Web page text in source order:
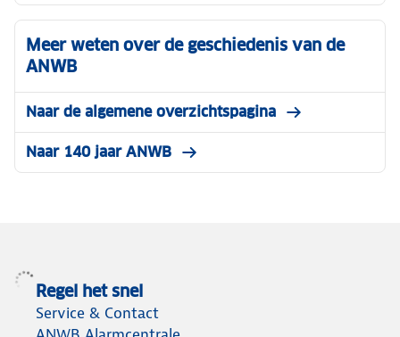
Meer weten over de geschiedenis van de
ANWB
Naar de algemene overzichtspagina
Naar 140 jaar ANWB
Regel het snel
Service & Contact